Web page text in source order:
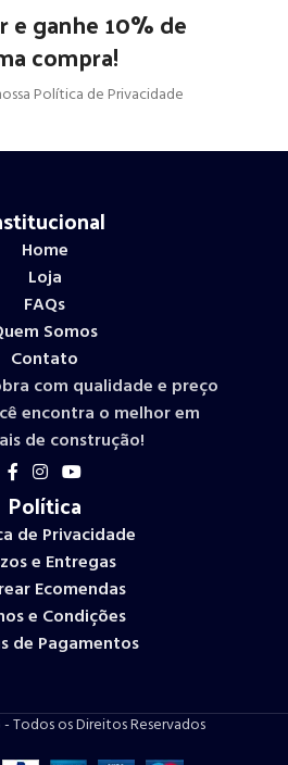
e ganhe 10% de
compra!
Política de Privacidade
Home
Loja
FAQs
Somos
Contato
com qualidade e preço
encontra o melhor em
de construção!
Política
de Privacidade
e Entregas
Ecomendas
e Condições
de Pagamentos
Todos os Direitos Reservados